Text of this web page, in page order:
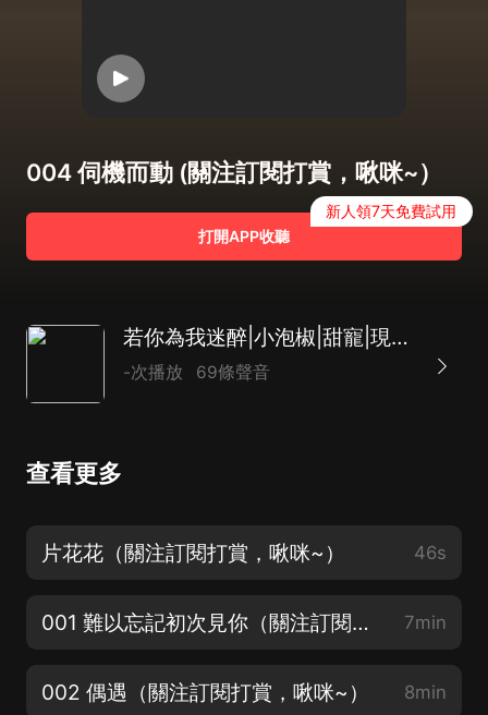
004 伺機而動 (關注訂閱打賞，啾咪~）
打開APP收聽
新人領7天免費試用
若你為我迷醉|小泡椒|甜寵|現代言情|一念劇社
-次播放 69條聲音
查看更多
片花花（關注訂閱打賞，啾咪~） 46s
001 難以忘記初次見你（關注訂閱打賞，啾咪~） 7min
002 偶遇（關注訂閱打賞，啾咪~） 8min